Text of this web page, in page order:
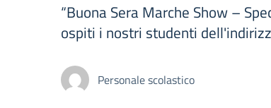
“Buona Sera Marche Show –
ospiti i nostri studenti
Personale scolastico